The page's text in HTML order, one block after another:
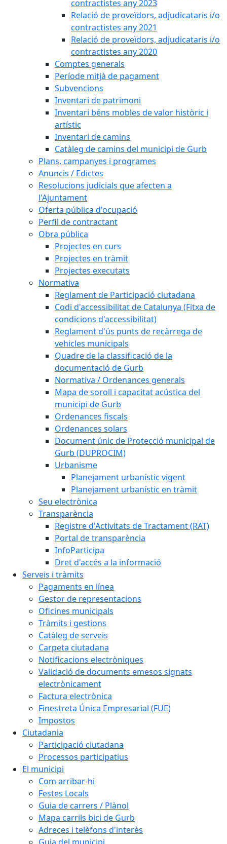
contractistes any 2023
Relació de proveïdors, adjudicataris i/o
contractistes any 2021
Relació de proveïdors, adjudicataris i/o
contractistes any 2020
Comptes generals
Període mitjà de pagament
Subvencions
Inventari de patrimoni
Inventari béns mobles de valor històric i
artístic
Inventari de camins
Catàleg de camins del municipi de Gurb
Plans, campanyes i programes
Anuncis / Edictes
Resolucions judicials que afecten a
l'Ajuntament
Oferta pública d'ocupació
Perfil de contractant
Obra pública
Projectes en curs
Projectes en tràmit
Projectes executats
Normativa
Reglament de Participació ciutadana
Codi d'accessibilitat de Catalunya (Fitxa de
condicions d'accessibilitat)
Reglament d'ús punts de recàrrega de
vehicles municipals
Quadre de la classificació de la
documentació de Gurb
Normativa / Ordenances generals
Mapa de soroll i capacitat acústica del
municipi de Gurb
Ordenances fiscals
Ordenances solars
Document únic de Protecció municipal de
Gurb (DUPROCIM)
Urbanisme
Planejament urbanístic vigent
Planejament urbanístic en tràmit
Seu electrònica
Transparència
Registre d'Activitats de Tractament (RAT)
Portal de transparència
InfoParticipa
Dret d'accés a la informació
Serveis i tràmits
Pagaments en línea
Gestor de representacions
Oficines municipals
Tràmits i gestions
Catàleg de serveis
Carpeta ciutadana
Notificacions electròniques
Validació de documents emesos signats
electrònicament
Factura electrònica
Finestreta Única Empresarial (FUE)
Impostos
Ciutadania
Participació ciutadana
Processos participatius
El municipi
Com arribar-hi
Festes Locals
Guia de carrers / Plànol
Mapa carrils bici de Gurb
Adreces i telèfons d'interès